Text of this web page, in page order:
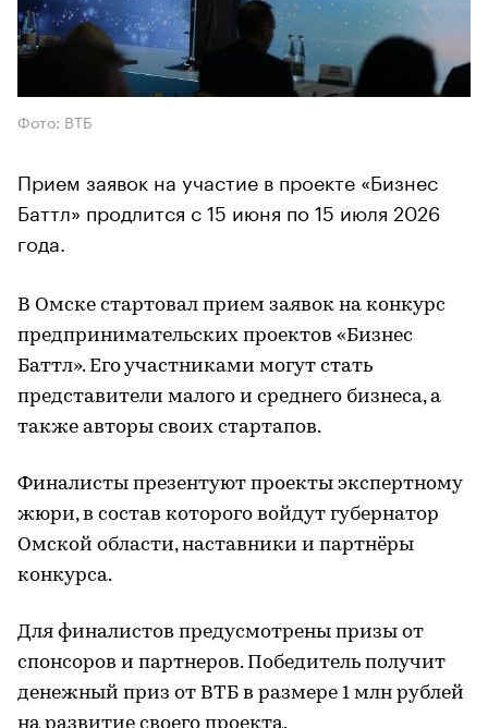
Фото: ВТБ
Прием заявок на участие в проекте «Бизнес
Баттл» продлится с 15 июня по 15 июля 2026
года.
В Омске стартовал прием заявок на конкурс
предпринимательских проектов «Бизнес
Баттл». Его участниками могут стать
представители малого и среднего бизнеса, а
также авторы своих стартапов.
Финалисты презентуют проекты экспертному
жюри, в состав которого войдут губернатор
Омской области, наставники и партнёры
конкурса.
Для финалистов предусмотрены призы от
спонсоров и партнеров. Победитель получит
денежный приз от ВТБ в размере 1 млн рублей